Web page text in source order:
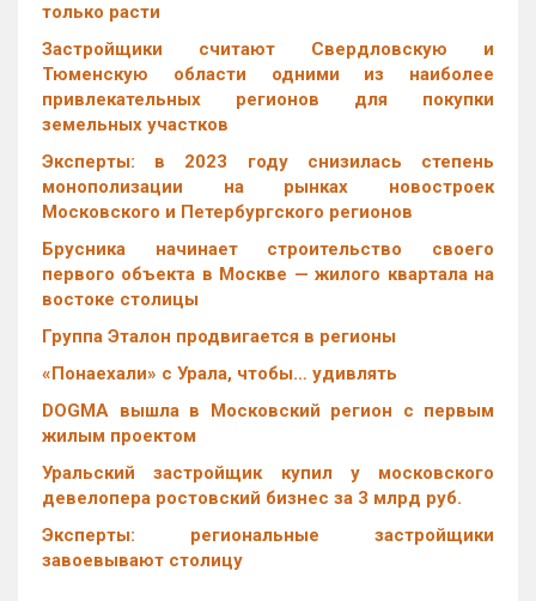
только расти
Застройщики считают Свердловскую и
Тюменскую области одними из наиболее
привлекательных регионов для покупки
земельных участков
Эксперты: в 2023 году снизилась степень
монополизации на рынках новостроек
Московского и Петербургского регионов
Брусника начинает строительство своего
первого объекта в Москве — жилого квартала на
востоке столицы
Группа Эталон продвигается в регионы
«Понаехали» с Урала, чтобы… удивлять
DOGMA вышла в Московский регион с первым
жилым проектом
Уральский застройщик купил у московского
девелопера ростовский бизнес за 3 млрд руб.
Эксперты: региональные застройщики
завоевывают столицу